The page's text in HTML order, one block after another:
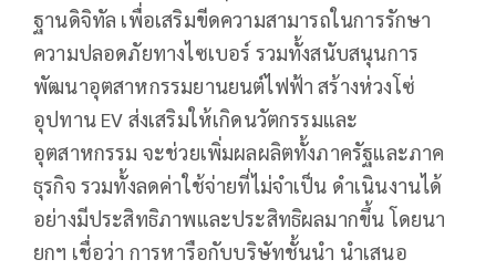
ฐานดิจิทัล เพื่อเสริมขีดความสามารถในการรักษา
ความปลอดภัยทางไซเบอร์ รวมทั้งสนับสนุนการ
พัฒนาอุตสาหกรรมยานยนต์ไฟฟ้า สร้างห่วงโซ่
อุปทาน EV ส่งเสริมให้เกิดนวัตกรรมและ
อุตสาหกรรม จะช่วยเพิ่มผลผลิตทั้งภาครัฐและภาค
ธุรกิจ รวมทั้งลดค่าใช้จ่ายที่ไม่จำเป็น ดำเนินงานได้
อย่างมีประสิทธิภาพและประสิทธิผลมากขึ้น โดยนา
ยกฯ เชื่อว่า การหารือกับบริษัทชั้นนำ นำเสนอ